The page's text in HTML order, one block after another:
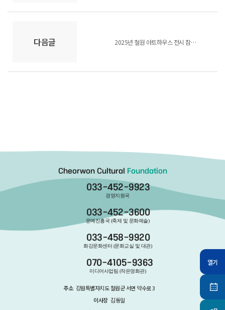
다음글 2025년 철원 아트하우스 전시 참여 지역예술인 모집
열기
Cheorwon Cultural Foundation
주소 강원특별자치도 철원군 서면 약수로 3
이사장 김동일
033-452-9923
경영지원국
033-452-3600
문예진흥국 (축제 및 문화예술)
033-458-9920
화강문화센터 (문화교실 및 대관)
070-4105-9363
미디어사업팀 (작은영화관)